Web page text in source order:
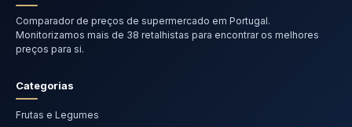
Comparador de preços de supermercado em Portugal.
Monitorizamos mais de 38 retalhistas para encontrar os melhores
preços para si.
Categorias
Frutas e Legumes